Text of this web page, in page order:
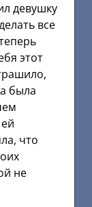
девушку
все
этот
была
что
не